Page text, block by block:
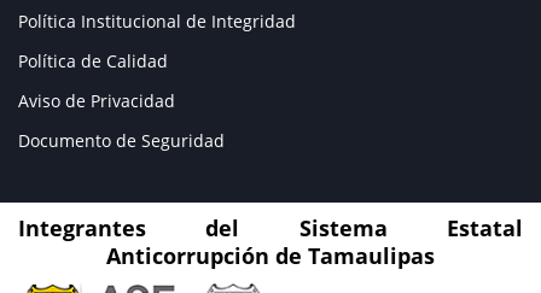
Política Institucional de Integridad
Política de Calidad
Aviso de Privacidad
Documento de Seguridad
Integrantes del Sistema Estatal
Anticorrupción de Tamaulipas